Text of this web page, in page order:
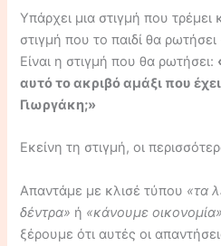
Υπάρχει μια στιγμή που τρέμει
στιγμή που το παιδί θα
Είναι η στιγμή που θα ρωτήσει:
αυτό το ακριβό αμάξι που
Γιωργάκη;»
Εκείνη τη στιγμή, οι
Απαντάμε με κλισέ τύπου «τα
δέντρα» ή «κάνουμε οικονομία»
ξέρουμε ότι αυτές οι